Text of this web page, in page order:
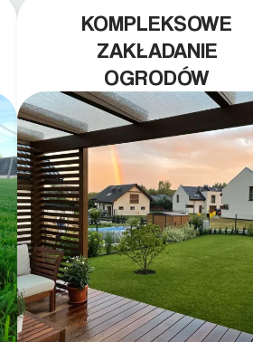
KOMPLEKSOWE
ZAKŁADANIE
OGRODÓW